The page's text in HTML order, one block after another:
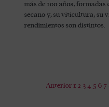
más de 100 años,
secano y, su viticultura, su
rendimientos son distintos.
Anterior 1 2 3 4 5 6 7